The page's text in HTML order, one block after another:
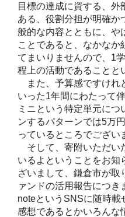
目標の達成に資する、
ある、役割分担が明確か
般的な内容とともに、や
ことであると、なかなか
てまいりませんので、1
程上の活動であることと
また、予算感ですけれ
いった1年間にわたって
ミニという特定単元につ
ンするパターンでは5万
っているところでござい
そして、寄附いただい
いるよということをお知
ざいまして、鎌倉市が取
ァンドの活用報告につ
noteというSNSに随時載
感想であるとかいろんな